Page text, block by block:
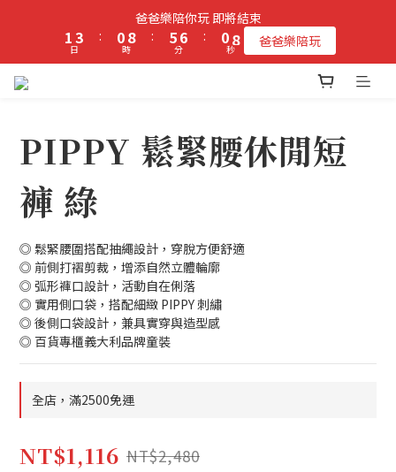
立即加入PIPPY會員即贈$100元購物金!
爸爸樂陪你玩 即將結束
1
0
3
2
日
:
08
7
3
時
:
6
5
4
0
7
6
5
1
0
分
:
1
0
9
8
7
3
2
1
秒 爸爸樂陪玩
PIPPY 鬆緊腰休閒短
褲 綠
◎ 鬆緊腰圍搭配抽繩設計，穿脫方便舒適
◎ 前側打褶剪裁，增添自然立體輪廓
◎ 弧形褲口設計，活動自在俐落
◎ 實用側口袋，搭配細緻 PIPPY 刺繡
◎ 後側口袋設計，兼具實穿與造型感
◎ 百貨專櫃義大利品牌童裝
全店，滿2500免運
NT$1,116 NT$2,480